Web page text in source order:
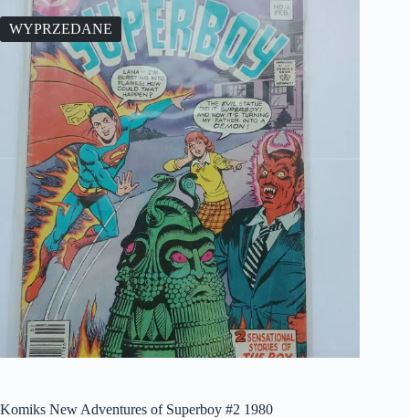
WYPRZEDANE
Komiks New Adventures of Superboy #2 1980